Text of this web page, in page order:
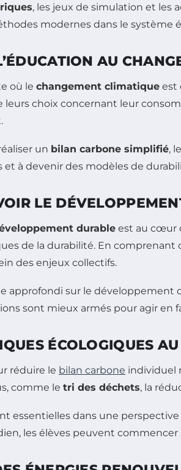
, les jeux de simulation et les
modernes dans le système
AU
où le changement climatique est
choix concernant leur
un bilan carbone simplifié,
et à devenir des modèles de
LE
durable est au cœur
de la durabilité. En
des enjeux collectifs.
approfondi sur le développement
sont mieux armés pour agir en
ÉCOLOGIQUES
réduire le bilan carbone individuel
comme le tri des déchets, la
essentielles dans une
les élèves peuvent